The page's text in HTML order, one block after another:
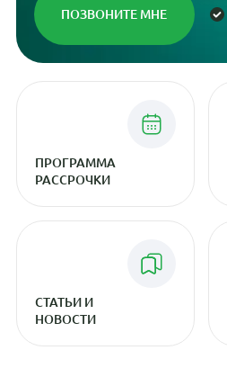
ПРОГРАММА
РАССРОЧКИ
СТАТЬИ И
НОВОСТИ